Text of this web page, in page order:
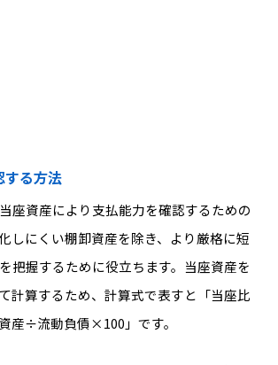
する方法
座資産により支払能力を確認するための
しにくい棚卸資産を除き、より厳格に短
把握するために役立ちます。当座資産を
計算するため、計算式で表すと「当座比
産÷流動負債×100」です。